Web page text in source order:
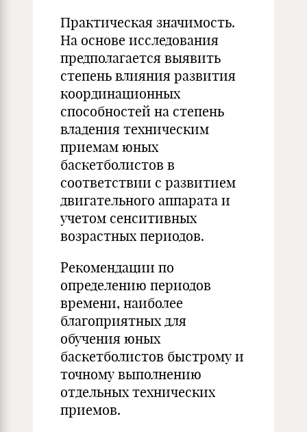
Практическая значимость.
На основе исследования
предполагается выявить
степень влияния развития
координационных
способностей на степень
владения техническим
приемам юных
баскетболистов в
соответствии с развитием
двигательного аппарата и
учетом сенситивных
возрастных периодов.
Рекомендации по
определению периодов
времени, наиболее
благоприятных для
обучения юных
баскетболистов быстрому и
точному выполнению
отдельных технических
приемов.